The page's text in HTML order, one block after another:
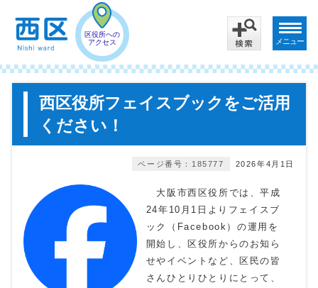
区役所への
アクセス
メニュー
西区役所フェイスブックをご活用
ください！
2026年4月1日
ページ番号：185777
大阪市西区役所では、平成
24年10月1日よりフェイスブ
ック（Facebook）の運用を
開始し、区役所からのお知ら
せやイベントなど、区民の皆
さんひとりひとりにとって、